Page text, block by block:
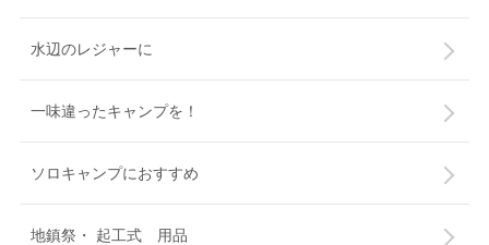
水辺のレジャーに
一味違ったキャンプを！
ソロキャンプにおすすめ
地鎮祭・ 起工式 用品